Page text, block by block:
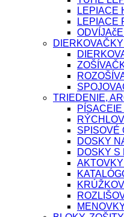
LEPIACE
LEPIACE
TRIEDENIE,
SPISOVÉ
DOSKY
DOSKY S